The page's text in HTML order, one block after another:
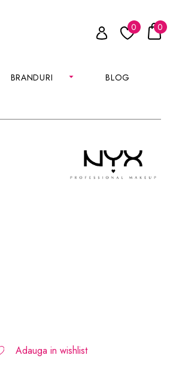
0 0
BRANDURI BLOG
Adauga in wishlist